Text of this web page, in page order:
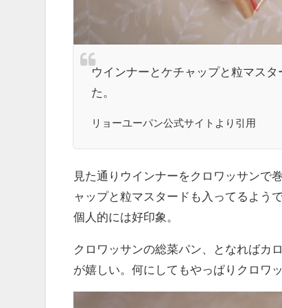
ウインナーとケチャップと粒マス
た。
リョーユーパン公式サイトより引用
見た通りウインナーをクロワッサンで
ャップと粒マスタードも入ってるよう
個人的には好印象。
クロワッサンの総菜パン、となればカ
が嬉しい。何にしてもやっぱりクロワ